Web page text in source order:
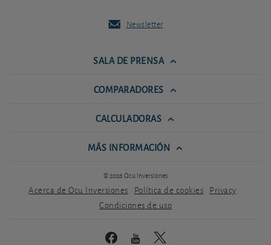
Newsletter
SALA DE PRENSA
COMPARADORES
CALCULADORAS
MÁS INFORMACIÓN
© 2026 Ocu Inversiones
Acerca de Ocu Inversiones Política de cookies Privacy
Condiciones de uso